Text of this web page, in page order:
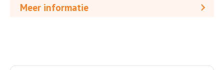
Meer informatie